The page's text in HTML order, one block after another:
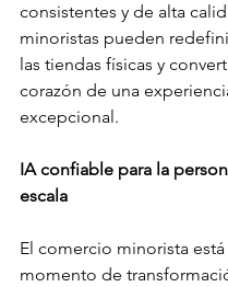
consistentes y de alta
minoristas pueden
las tiendas físicas y
corazón de una
excepcional.
IA confiable para la
escala
El comercio minorista está
momento de